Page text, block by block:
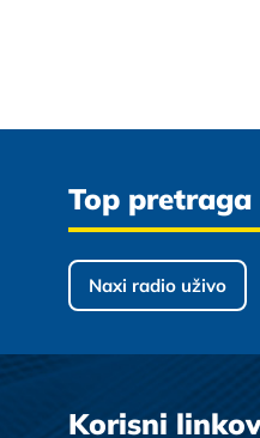
Top
Naxi radio uživo
Korisni